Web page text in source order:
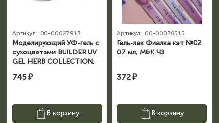
Артикул: 00-00027912
Моделирующий УФ-гель с
сухоцветами BUILDER UV
GEL HERB COLLECTION,
745 ₽
В корзину
Артикул: 00-00028515
Гель-лак Фиалка кэт №02
07 мл, M&K ЧЗ
372 ₽
В корзину